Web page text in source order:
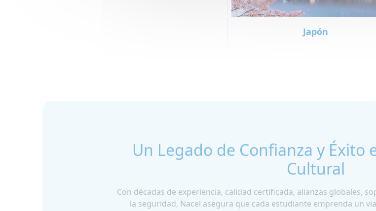
Japón
Un Legado de Confianza y Éxito
Cultural
Con décadas de experiencia, calidad certificada, alianzas globales,
la seguridad, Nacel asegura que cada estudiante emprenda un